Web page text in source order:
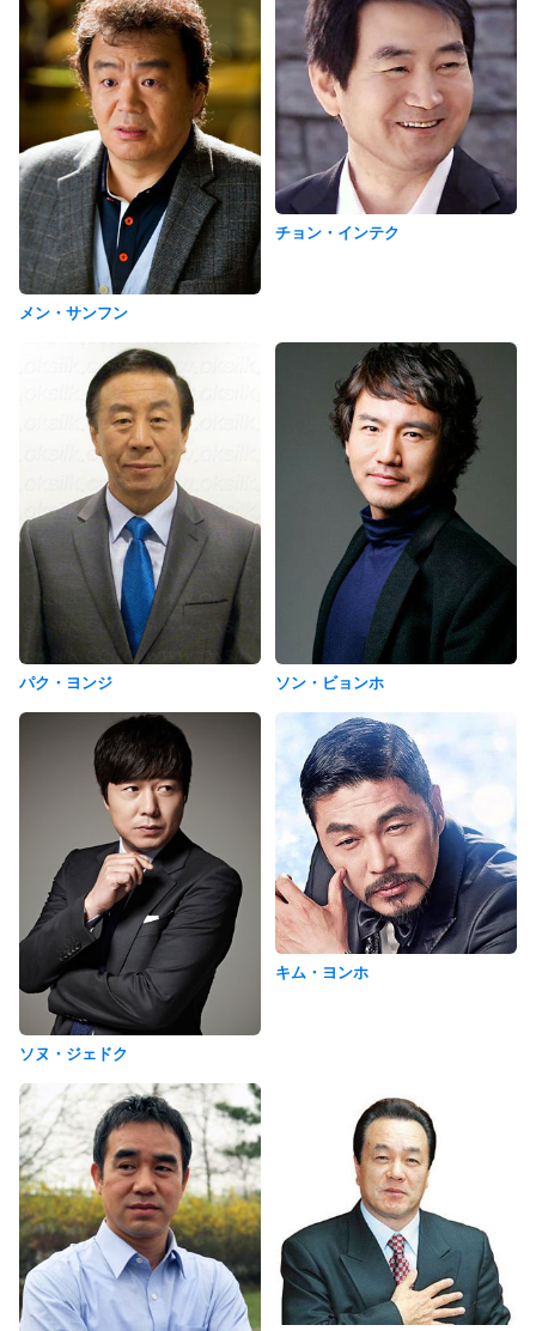
メン・サンフン
チョン・インテク
パク・ヨンジ ソン・ビョンホ
ソヌ・ジェドク
キム・ヨンホ